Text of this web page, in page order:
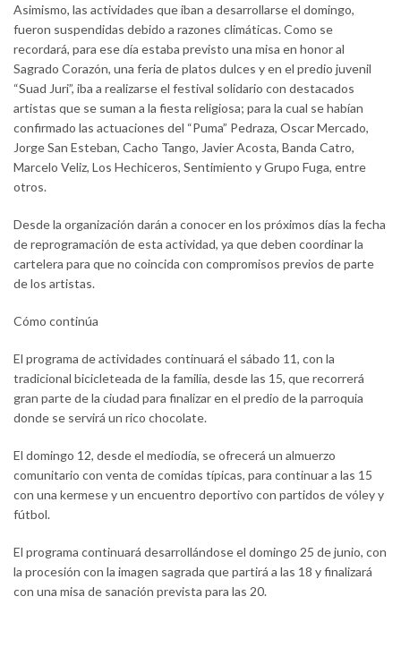
Asimismo, las actividades que iban a desarrollarse el domingo,
fueron suspendidas debido a razones climáticas. Como se
recordará, para ese día estaba previsto una misa en honor al
Sagrado Corazón, una feria de platos dulces y en el predio juvenil
“Suad Juri”, iba a realizarse el festival solidario con destacados
artistas que se suman a la fiesta religiosa; para la cual se habían
confirmado las actuaciones del “Puma” Pedraza, Oscar Mercado,
Jorge San Esteban, Cacho Tango, Javier Acosta, Banda Catro,
Marcelo Veliz, Los Hechiceros, Sentimiento y Grupo Fuga, entre
otros.
Desde la organización darán a conocer en los próximos días la fecha
de reprogramación de esta actividad, ya que deben coordinar la
cartelera para que no coincida con compromisos previos de parte
de los artistas.
Cómo continúa
El programa de actividades continuará el sábado 11, con la
tradicional bicicleteada de la familia, desde las 15, que recorrerá
gran parte de la ciudad para finalizar en el predio de la parroquia
donde se servirá un rico chocolate.
El domingo 12, desde el mediodía, se ofrecerá un almuerzo
comunitario con venta de comidas típicas, para continuar a las 15
con una kermese y un encuentro deportivo con partidos de vóley y
fútbol.
El programa continuará desarrollándose el domingo 25 de junio, con
la procesión con la imagen sagrada que partirá a las 18 y finalizará
con una misa de sanación prevista para las 20.